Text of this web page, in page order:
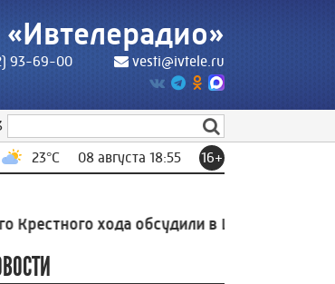
«Ивтелерадио»
93-69-00 vesti@ivtele.ru
23°C 08 августа 18:55 16+
хода обсудили в Шуе 17:42